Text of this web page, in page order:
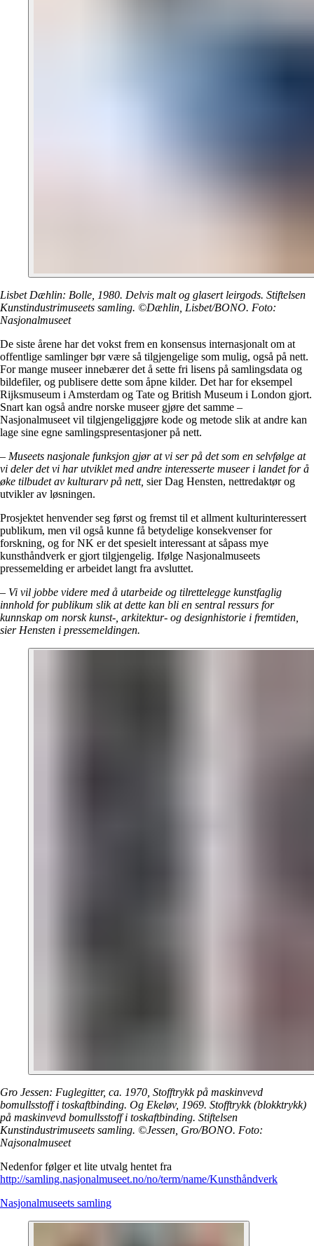
Lisbet Dæhlin: Bolle, 1980. Delvis malt og glasert leirgods. Stiftelsen
Kunstindustrimuseets samling. ©Dæhlin, Lisbet/BONO. Foto:
Nasjonalmuseet
De siste årene har det vokst frem en konsensus internasjonalt om at
offentlige samlinger bør være så tilgjengelige som mulig, også på nett.
For mange museer innebærer det å sette fri lisens på samlingsdata og
bildefiler, og publisere dette som åpne kilder. Det har for eksempel
Rijksmuseum i Amsterdam og Tate og British Museum i London gjort.
Snart kan også andre norske museer gjøre det samme –
Nasjonalmuseet vil tilgjengeliggjøre kode og metode slik at andre kan
lage sine egne samlingspresentasjoner på nett.
– Museets nasjonale funksjon gjør at vi ser på det som en selvfølge at
vi deler det vi har utviklet med andre interesserte museer i landet for å
øke tilbudet av kulturarv på nett, sier Dag Hensten, nettredaktør og
utvikler av løsningen.
Prosjektet henvender seg først og fremst til et allment kulturinteressert
publikum, men vil også kunne få betydelige konsekvenser for
forskning, og for NK er det spesielt interessant at såpass mye
kunsthåndverk er gjort tilgjengelig. Ifølge Nasjonalmuseets
pressemelding er arbeidet langt fra avsluttet.
– Vi vil jobbe videre med å utarbeide og tilrettelegge kunstfaglig
innhold for publikum slik at dette kan bli en sentral ressurs for
kunnskap om norsk kunst-, arkitektur- og designhistorie i fremtiden,
sier Hensten i pressemeldingen.
Gro Jessen: Fuglegitter, ca. 1970, Stofftrykk på maskinvevd
bomullsstoff i toskaftbinding. Og Ekeløv, 1969. Stofftrykk (blokktrykk)
på maskinvevd bomullsstoff i toskaftbinding. Stiftelsen
Kunstindustrimuseets samling. ©Jessen, Gro/BONO. Foto:
Najsonalmuseet
Nedenfor følger et lite utvalg hentet fra
http://samling.nasjonalmuseet.no/no/term/name/Kunsthåndverk
Nasjonalmuseets samling